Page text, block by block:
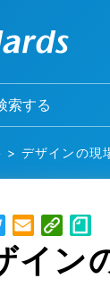
> デザインの現
イン